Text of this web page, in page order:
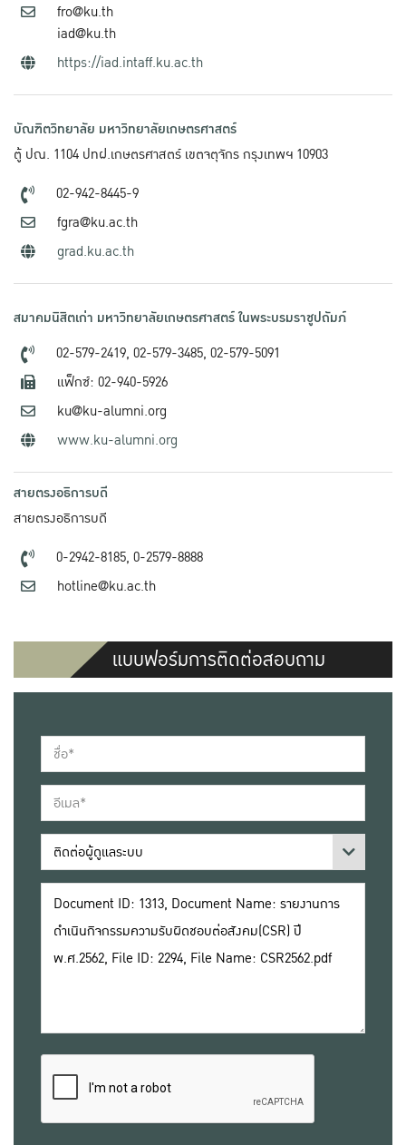
fro@ku.th
iad@ku.th
https://iad.intaff.ku.ac.th
บัณฑิตวิทยาลัย มหาวิทยาลัยเกษตรศาสตร์
ตู้ ปณ. 1104 ปทฝ.เกษตรศาสตร์ เขตจตุจักร กรุงเทพฯ 10903
02-942-8445-9
fgra@ku.ac.th
grad.ku.ac.th
สมาคมนิสิตเก่า มหาวิทยาลัยเกษตรศาสตร์ ในพระบรมราชูปถัมภ์
02-579-2419, 02-579-3485, 02-579-5091
แฟ็กซ์: 02-940-5926
ku@ku-alumni.org
www.ku-alumni.org
สายตรงอธิการบดี
สายตรงอธิการบดี
0-2942-8185, 0-2579-8888
hotline@ku.ac.th
แบบฟอร์มการติดต่อสอบถาม